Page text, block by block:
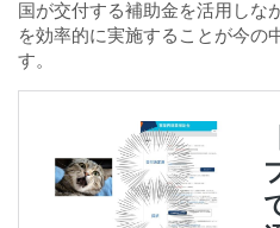
国が交付する補助金を活用しな
を効率的に実施することが今の
す。